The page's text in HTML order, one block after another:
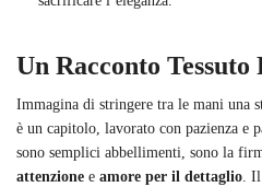
Un Racconto
Immagina di stringere tra le mani una
è un capitolo, lavorato con pazienza e
sono semplici abbellimenti, sono la
attenzione e amore per il dettaglio. Il